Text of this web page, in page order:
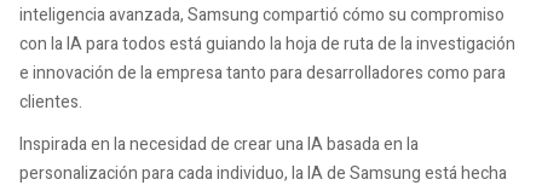
inteligencia avanzada, Samsung compartió cómo su compromiso
con la IA para todos está guiando la hoja de ruta de la investigación
e innovación de la empresa tanto para desarrolladores como para
clientes.
Inspirada en la necesidad de crear una IA basada en la
personalización para cada individuo, la IA de Samsung está hecha